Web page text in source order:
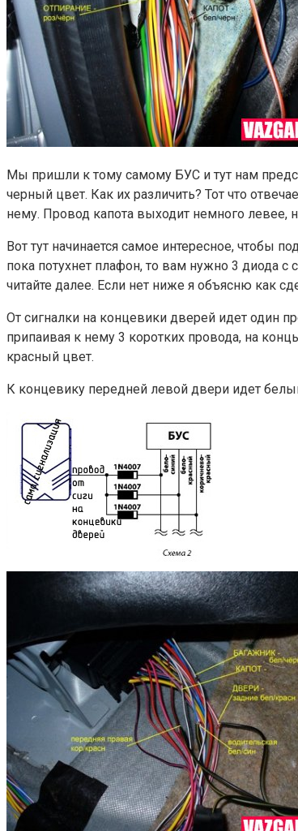
Мы пришли к тому самому БУС и тут нам
черный цвет. Как их различить? Тот что
нему. Провод капота выходит немного левее,
Вот тут начинается самое интересное, чтобы
пока потухнет плафон, то вам нужно 3 диода
читайте далее. Если нет ниже я объясню как
От сигналки на концевики дверей идет один
припаивая к нему 3 коротких провода, на
красный цвет.
К концевику передней левой двери идет